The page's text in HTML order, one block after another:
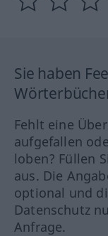
Sie haben
Fehlt eine
aufgefallen
loben? Füllen
aus. Die
optional und
Datenschutz
Anfrage.